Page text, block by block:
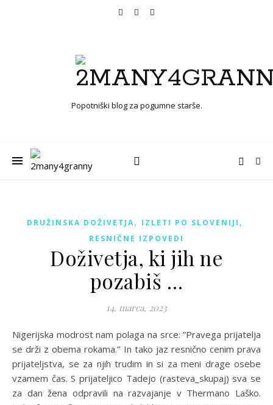
Popotniški blog za pogumne starše.
DRUŽINSKA DOŽIVETJA, IZLETI PO SLOVENIJI ,
RESNIČNE IZPOVEDI
Doživetja, ki jih ne
pozabiš …
14. marca, 2023
Nigerijska modrost nam polaga na srce: ”Pravega prijatelja
se drži z obema rokama.” In tako jaz resnično cenim prava
prijateljstva, se za njih trudim in si za meni drage osebe
vzamem čas. S prijateljico Tadejo (rasteva_skupaj) sva se
za dan žena odpravili na razvajanje v Thermano Laško.